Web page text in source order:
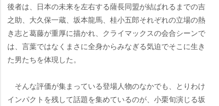
後者は、日本の未来を左右する薩長同盟が結ばれるまでの吉
之助、大久保一蔵、坂本龍馬、桂小五郎それぞれの立場の熱
き志と葛藤が重厚に描かれ、クライマックスの会合シーンで
は、言葉ではなくまさに全身からみなぎる気迫でそこに生き
た男たちを体現した。
そんな評価が集まっている登場人物のなかでも、とりわけ
インパクトを残して話題を集めているのが、小栗旬演じる坂